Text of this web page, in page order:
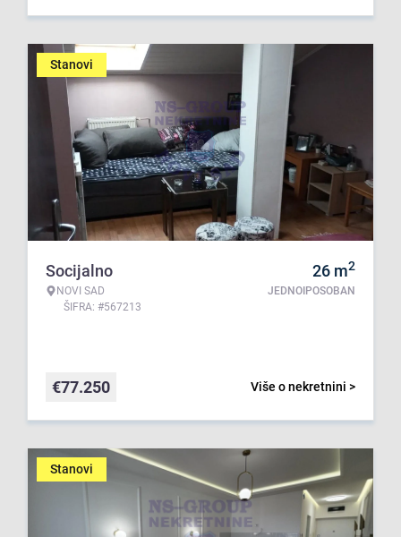
Stanovi
Socijalno
NOVI SAD
ŠIFRA: #567213
26 m2
JEDNOIPOSOBAN
Više o nekretnini >
€77.250
Stanovi